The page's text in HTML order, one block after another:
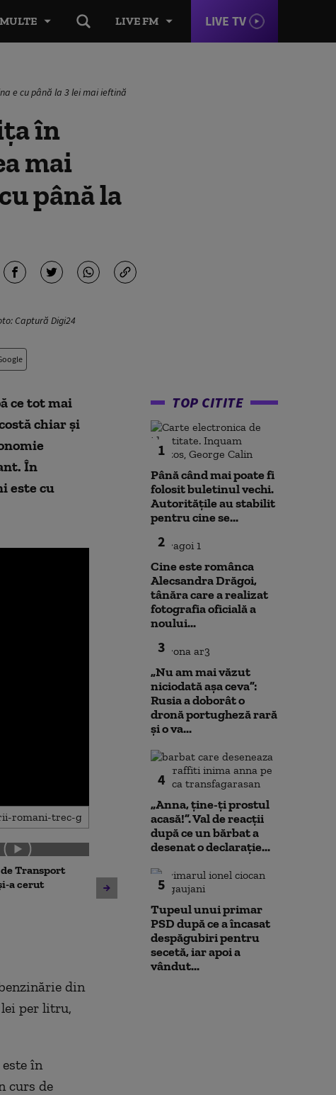
LIVE FM LIVE TV
e cu până la 3 lei mai ieftină
în
mai
până la
Captură Digi24
ce tot mai
chiar și
În
este cu
Transport
a cerut
Avertisment de la Bruxelles
după scandalul centralelor
pe cărbune: „Blocarea
angajamentelor din PNRR
poate avea consecințe
financiare”
Nu poți
fără să oferi și
din
per litru,
în
curs de
TOP CITITE
1
Până când mai poate fi
folosit buletinul vechi.
Autoritățile au stabilit
pentru cine se...
2
Cine este românca
Alecsandra Drăgoi,
tânăra care a realizat
fotografia oficială a
noului...
3
„Nu am mai văzut
niciodată așa ceva”:
Rusia a doborât o
dronă portugheză rară
și o va...
4
„Anna, ţine-ţi prostul
acasă!”. Val de reacții
după ce un bărbat a
desenat o declarație...
5
Tupeul unui primar
PSD după ce a încasat
despăgubiri pentru
secetă, iar apoi a
vândut...